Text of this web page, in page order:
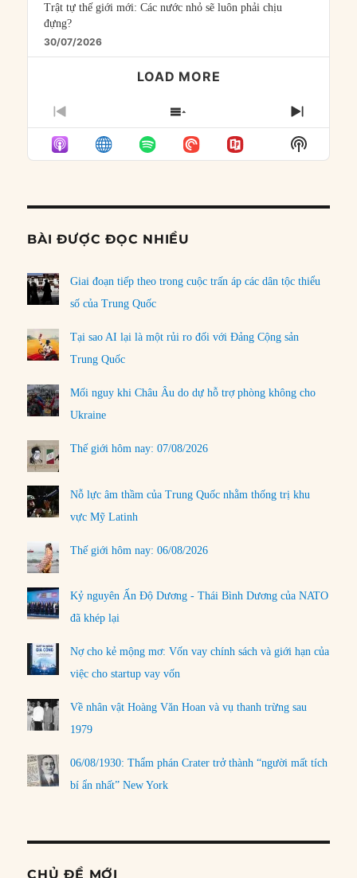
Trật tự thế giới mới: Các nước nhỏ sẽ luôn phải chịu
đựng?
30/07/2026
LOAD MORE
PREVIOUS
EPISODE
SHOW
EPISODES
LIST
NEXT
Show
Podcast
BÀI ĐƯỢC ĐỌC NHIỀU
Giai đoạn tiếp theo trong cuộc trấn áp các dân tộc thiểu
số của Trung Quốc
Tại sao AI lại là một rủi ro đối với Đảng Cộng sản
Trung Quốc
Mối nguy khi Châu Âu do dự hỗ trợ phòng không cho
Ukraine
Thế giới hôm nay: 07/08/2026
Nỗ lực âm thầm của Trung Quốc nhằm thống trị khu
vực Mỹ Latinh
Thế giới hôm nay: 06/08/2026
Kỷ nguyên Ấn Độ Dương - Thái Bình Dương của NATO
đã khép lại
Nợ cho kẻ mộng mơ: Vốn vay chính sách và giới hạn của
việc cho startup vay vốn
Về nhân vật Hoàng Văn Hoan và vụ thanh trừng sau
1979
06/08/1930: Thẩm phán Crater trở thành “người mất tích
bí ẩn nhất” New York
CHỦ ĐỀ MỚI